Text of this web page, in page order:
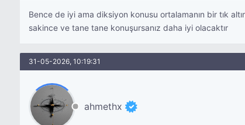
Bence de iyi ama diksiyon konusu ortalamanın bir tık
sakince ve tane tane konuşursanız daha iyi olacaktır
31-05-2026, 10:19:31
ahmethx